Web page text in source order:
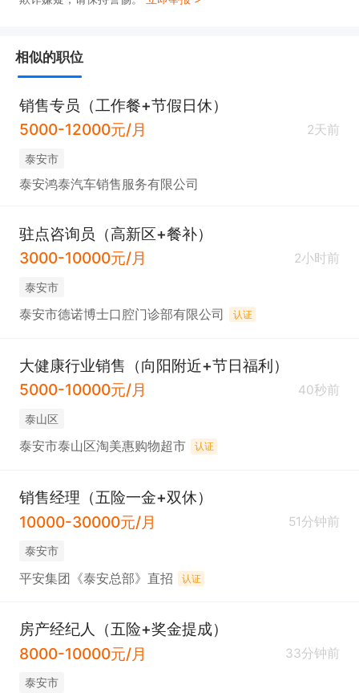
相似的职位
销售专员（工作餐+节假日休）
5000-12000元/月
2天前
泰安市
泰安鸿泰汽车销售服务有限公司
驻点咨询员（高新区+餐补）
3000-10000元/月
2小时前
泰安市
泰安市德诺博士口腔门诊部有限公司 认证
大健康行业销售（向阳附近+节日福利）
5000-10000元/月
40秒前
泰山区
泰安市泰山区淘美惠购物超市 认证
销售经理（五险一金+双休）
10000-30000元/月
51分钟前
泰安市
平安集团《泰安总部》直招 认证
房产经纪人（五险+奖金提成）
8000-10000元/月
33分钟前
泰安市